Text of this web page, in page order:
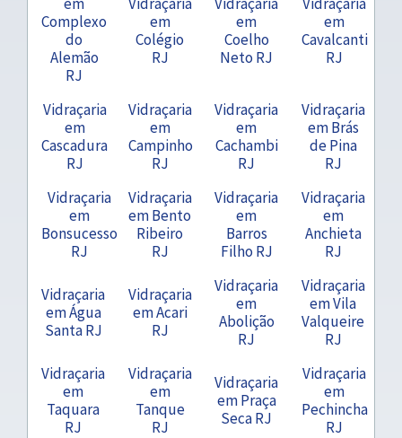
Complexo
do
Alemão
RJ
em
Colégio
RJ
em
Coelho
Neto RJ
em
Cavalcanti
RJ
Vidraçaria
em
Cascadura
RJ
Vidraçaria
em
Campinho
RJ
Vidraçaria
em
Cachambi
RJ
Vidraçaria
em Brás
de Pina
RJ
Vidraçaria
em
Bonsucesso
RJ
Vidraçaria
em Bento
Ribeiro
RJ
Vidraçaria
em
Barros
Filho RJ
Vidraçaria
em
Anchieta
RJ
Vidraçaria
em Água
Santa RJ
Vidraçaria
em Acari
RJ
Vidraçaria
em
Abolição
RJ
Vidraçaria
em Vila
Valqueire
RJ
Vidraçaria
em
Taquara
RJ
Vidraçaria
em
Tanque
RJ
Vidraçaria
em Praça
Seca RJ
Vidraçaria
em
Pechincha
RJ